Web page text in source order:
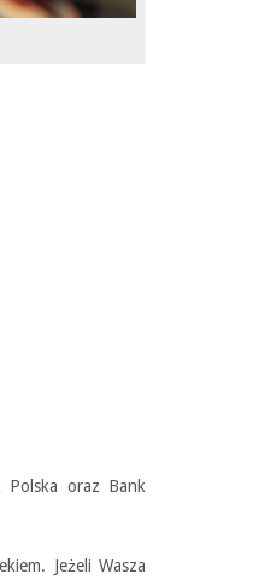
Polska oraz Bank
Jeżeli Wasza